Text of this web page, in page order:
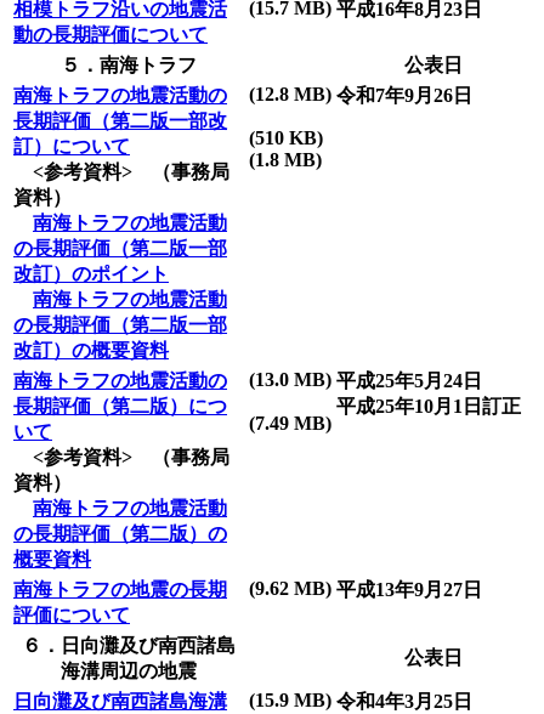
相模トラフ沿いの地震活
動の長期評価について
(15.7 MB) 平成16年8月23日
５．南海トラフ
公表日
南海トラフの地震活動の
長期評価（第二版一部改
訂）について
<参考資料> （事務局
資料）
南海トラフの地震活動
の長期評価（第二版一部
改訂）のポイント
南海トラフの地震活動
の長期評価（第二版一部
改訂）の概要資料
(12.8 MB)
(510 KB)
(1.8 MB)
令和7年9月26日
南海トラフの地震活動の
長期評価（第二版）につ
いて
<参考資料> （事務局
資料）
南海トラフの地震活動
の長期評価（第二版）の
概要資料
(13.0 MB)
(7.49 MB)
平成25年5月24日
平成25年10月1日訂正
南海トラフの地震の長期
評価について
(9.62 MB) 平成13年9月27日
６．日向灘及び南西諸島
海溝周辺の地震
公表日
日向灘及び南西諸島海溝
(15.9 MB) 令和4年3月25日